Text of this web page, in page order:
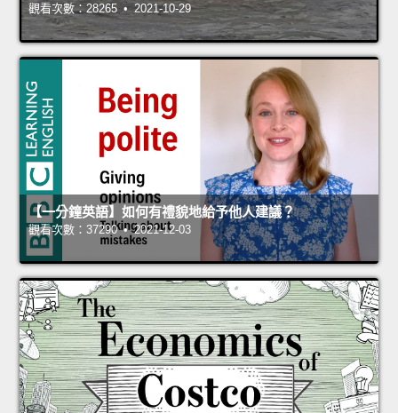
觀看次數：28265 • 2021-10-29
【一分鐘英語】如何有禮貌地給予他人建議？
觀看次數：37290 • 2021-12-03